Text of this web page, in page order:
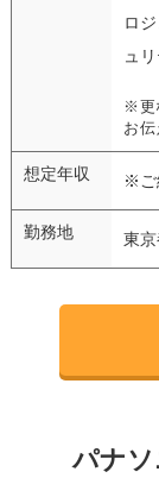
ロ
ュ
※更
お伝
想定年収 ※ご
勤務地 東
パナ